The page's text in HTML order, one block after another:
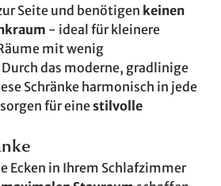
Seite und benötigen keinen
- ideal für kleinere
mit wenig
das moderne, gradlinige
Schränke harmonisch in jede
für einestilvolle
Ecken in Ihrem Schlafzimmer